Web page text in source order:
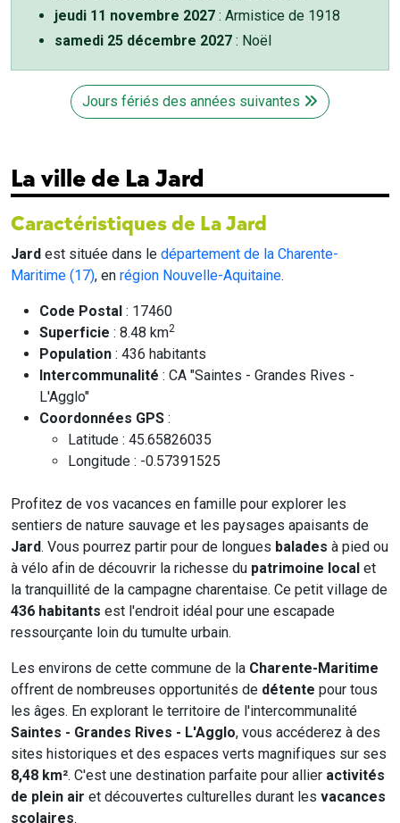
jeudi 11 novembre 2027 : Armistice de 1918
samedi 25 décembre 2027 : Noël
Jours fériés des années suivantes
La ville de La Jard
Caractéristiques de La Jard
Jard est située dans le département de la Charente-
Maritime (17), en région Nouvelle-Aquitaine.
Code Postal : 17460
Superficie : 8.48 km2
Population : 436 habitants
Intercommunalité : CA "Saintes - Grandes Rives -
L'Agglo"
Coordonnées GPS :
Latitude : 45.65826035
Longitude : -0.57391525
Profitez de vos vacances en famille pour explorer les
sentiers de nature sauvage et les paysages apaisants de
Jard. Vous pourrez partir pour de longues balades à pied ou
à vélo afin de découvrir la richesse du patrimoine local et
la tranquillité de la campagne charentaise. Ce petit village de
436 habitants est l'endroit idéal pour une escapade
ressourçante loin du tumulte urbain.
Les environs de cette commune de la Charente-Maritime
offrent de nombreuses opportunités de détente pour tous
les âges. En explorant le territoire de l'intercommunalité
Saintes - Grandes Rives - L'Agglo, vous accéderez à des
sites historiques et des espaces verts magnifiques sur ses
8,48 km². C'est une destination parfaite pour allier activités
de plein air et découvertes culturelles durant les vacances
scolaires.